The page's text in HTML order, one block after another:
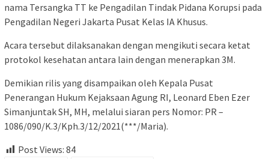
nama Tersangka TT ke Pengadilan Tindak Pidana Korupsi pada
Pengadilan Negeri Jakarta Pusat Kelas IA Khusus.
Acara tersebut dilaksanakan dengan mengikuti secara ketat
protokol kesehatan antara lain dengan menerapkan 3M.
Demikian rilis yang disampaikan oleh Kepala Pusat
Penerangan Hukum Kejaksaan Agung RI, Leonard Eben Ezer
Simanjuntak SH, MH, melalui siaran pers Nomor: PR –
1086/090/K.3/Kph.3/12/2021(***/Maria).
Post Views: 84